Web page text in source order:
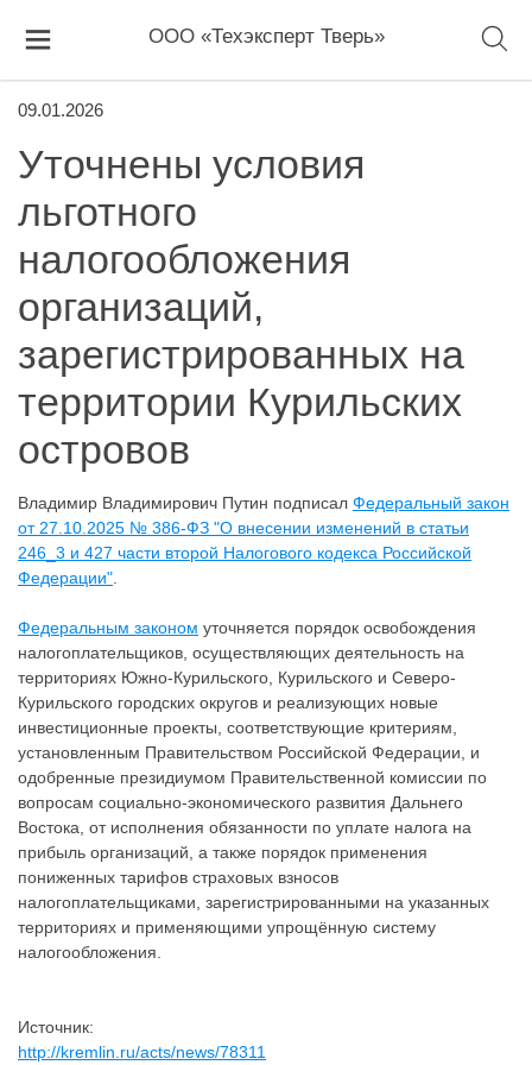
ООО «Техэксперт Тверь»
09.01.2026
Уточнены условия
льготного
налогообложения
организаций,
зарегистрированных на
территории Курильских
островов
Владимир Владимирович Путин подписал Федеральный закон
от 27.10.2025 № 386-ФЗ "О внесении изменений в статьи
246_3 и 427 части второй Налогового кодекса Российской
Федерации"
Федеральным законом уточняется порядок освобождения
налогоплательщиков, осуществляющих деятельность на
территориях Южно-Курильского, Курильского и Северо-
Курильского городских округов и реализующих новые
инвестиционные проекты, соответствующие критериям,
установленным Правительством Российской Федерации, и
одобренные президиумом Правительственной комиссии по
вопросам социально-экономического развития Дальнего
Востока, от исполнения обязанности по уплате налога на
прибыль организаций, а также порядок применения
пониженных тарифов страховых взносов
налогоплательщиками, зарегистрированными на указанных
территориях и применяющими упрощённую систему
налогообложения.
Источник:
http://kremlin.ru/acts/news/78311